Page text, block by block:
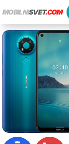
MOBILNISVET.COM